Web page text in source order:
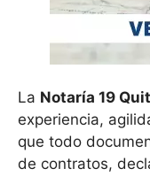
La Notaría 19
experiencia,
que todo
de contratos,